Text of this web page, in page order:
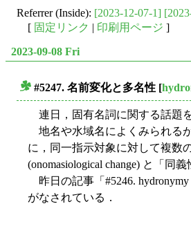
Referrer (Inside): [2023-12-07-1]
[ 固定リンク | 印刷用ページ ]
2023-09-08 Fri
#5247. 名前変化と多名性 [
連日，固有名詞に関する話題
地名や水域名によくみられる
に，同一指示対象に対して複数
(onomasiological change) と「同
昨日の記事「#5246.
がなされている．